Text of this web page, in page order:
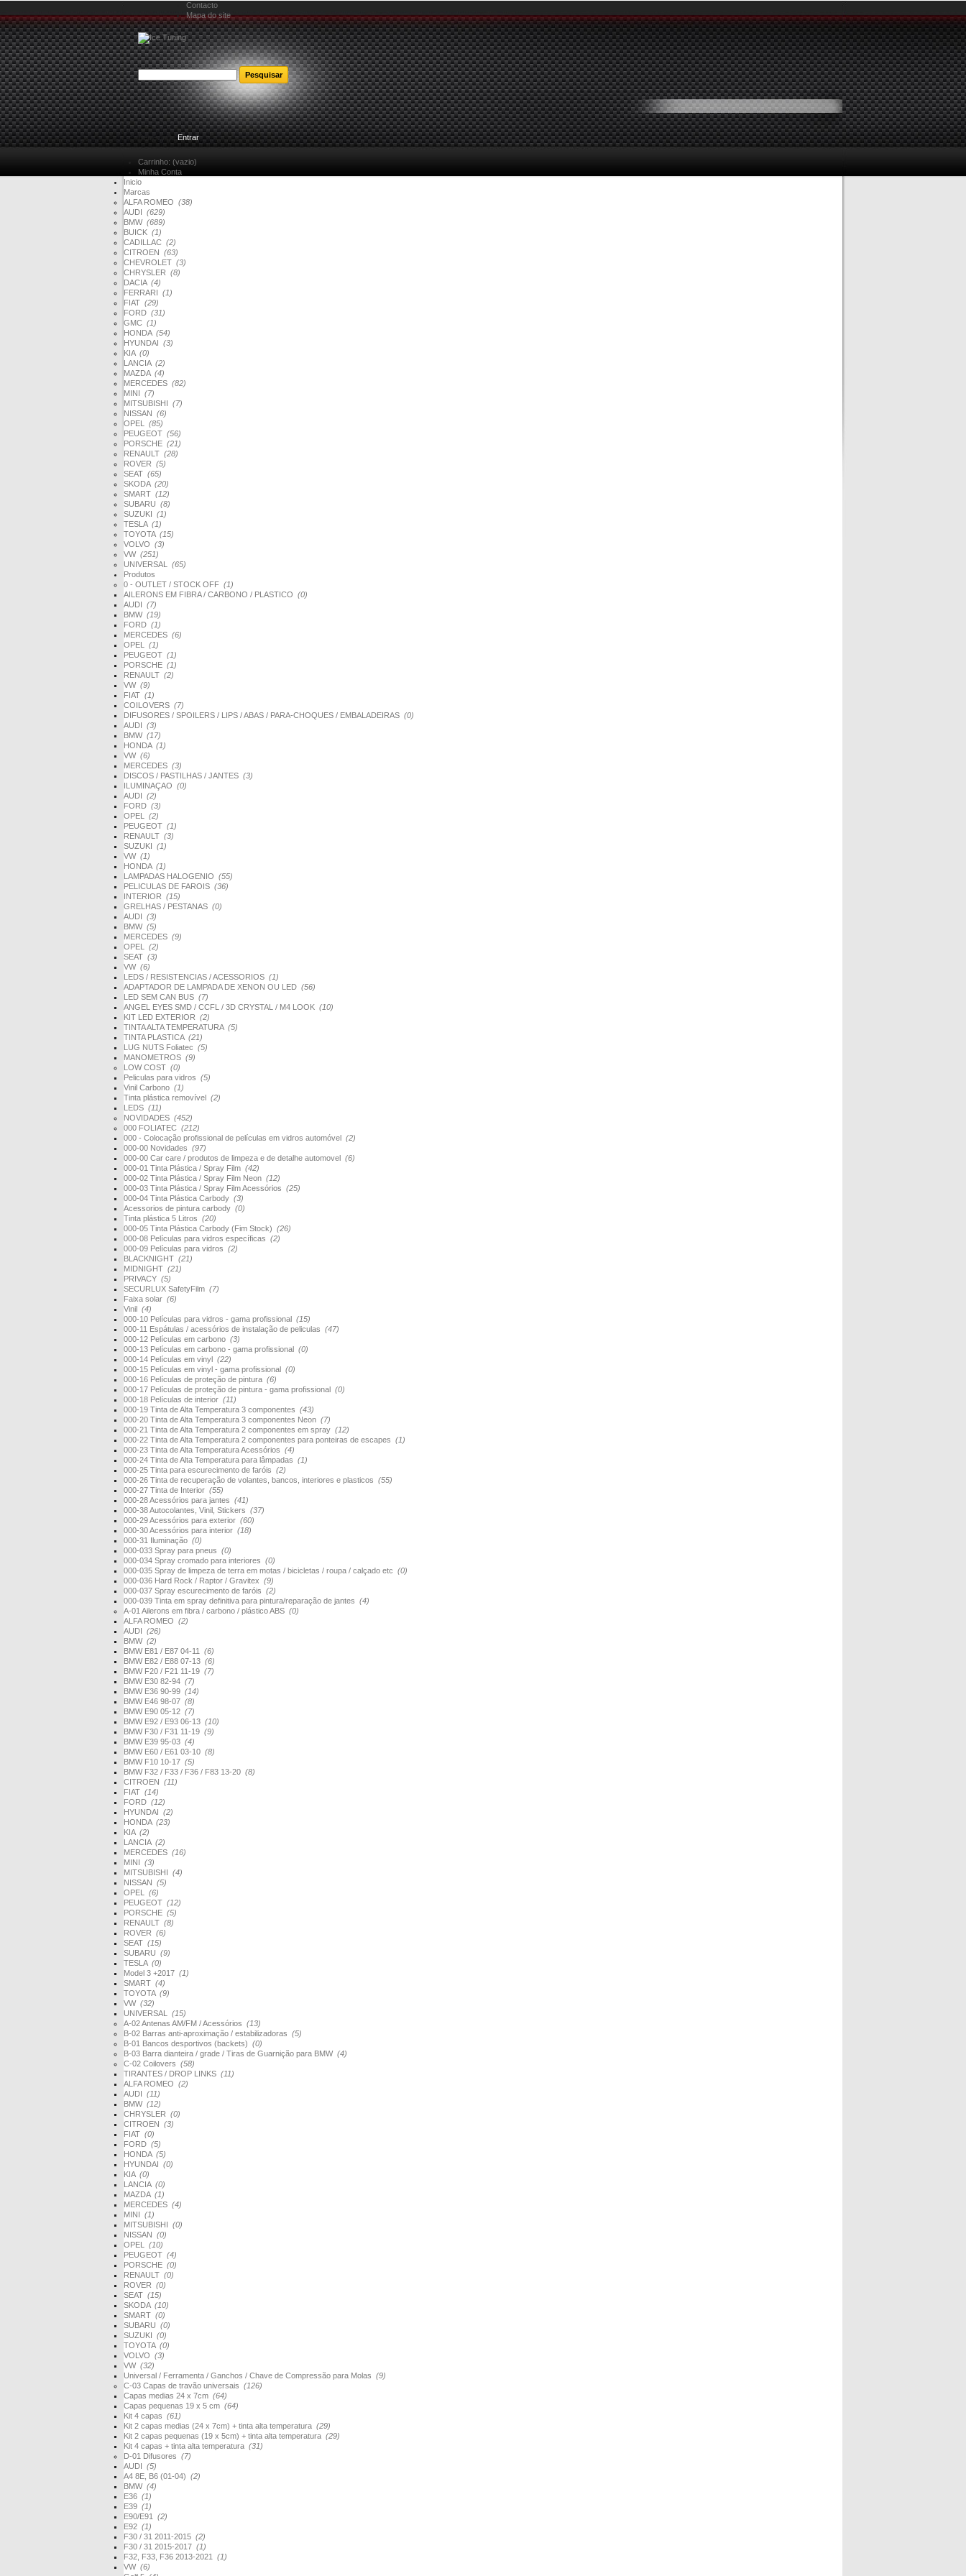
Contacto
Mapa do site
Bem-vindoEntrar
Carrinho: (vazio)
Minha Conta
Inicio
Marcas
ALFA ROMEO (38)
AUDI (629)
BMW (689)
BUICK (1)
CADILLAC (2)
CITROEN (63)
CHEVROLET (3)
CHRYSLER (8)
DACIA (4)
FERRARI (1)
FIAT (29)
FORD (31)
GMC (1)
HONDA (54)
HYUNDAI (3)
KIA (0)
LANCIA (2)
MAZDA (4)
MERCEDES (82)
MINI (7)
MITSUBISHI (7)
NISSAN (6)
OPEL (85)
PEUGEOT (56)
PORSCHE (21)
RENAULT (28)
ROVER (5)
SEAT (65)
SKODA (20)
SMART (12)
SUBARU (8)
SUZUKI (1)
TESLA (1)
TOYOTA (15)
VOLVO (3)
VW (251)
UNIVERSAL (65)
Produtos
0 - OUTLET / STOCK OFF (1)
AILERONS EM FIBRA / CARBONO / PLASTICO (0)
AUDI (7)
BMW (19)
FORD (1)
MERCEDES (6)
OPEL (1)
PEUGEOT (1)
PORSCHE (1)
RENAULT (2)
VW (9)
FIAT (1)
COILOVERS (7)
DIFUSORES / SPOILERS / LIPS / ABAS / PARA-CHOQUES / EMBALADEIRAS (0)
AUDI (3)
BMW (17)
HONDA (1)
VW (6)
MERCEDES (3)
DISCOS / PASTILHAS / JANTES (3)
ILUMINAÇAO (0)
AUDI (2)
FORD (3)
OPEL (2)
PEUGEOT (1)
RENAULT (3)
SUZUKI (1)
VW (1)
HONDA (1)
LAMPADAS HALOGENIO (55)
PELICULAS DE FAROIS (36)
INTERIOR (15)
GRELHAS / PESTANAS (0)
AUDI (3)
BMW (5)
MERCEDES (9)
OPEL (2)
SEAT (3)
VW (6)
LEDS / RESISTENCIAS / ACESSORIOS (1)
ADAPTADOR DE LAMPADA DE XENON OU LED (56)
LED SEM CAN BUS (7)
ANGEL EYES SMD / CCFL / 3D CRYSTAL / M4 LOOK (10)
KIT LED EXTERIOR (2)
TINTA ALTA TEMPERATURA (5)
TINTA PLASTICA (21)
LUG NUTS Foliatec (5)
MANOMETROS (9)
LOW COST (0)
Peliculas para vidros (5)
Vinil Carbono (1)
Tinta plástica removível (2)
LEDS (11)
NOVIDADES (452)
000 FOLIATEC (212)
000 - Colocação profissional de películas em vidros automóvel (2)
000-00 Novidades (97)
000-00 Car care / produtos de limpeza e de detalhe automovel (6)
000-01 Tinta Plástica / Spray Film (42)
000-02 Tinta Plástica / Spray Film Neon (12)
000-03 Tinta Plástica / Spray Film Acessórios (25)
000-04 Tinta Plástica Carbody (3)
Acessorios de pintura carbody (0)
Tinta plástica 5 Litros (20)
000-05 Tinta Plástica Carbody (Fim Stock) (26)
000-08 Películas para vidros específicas (2)
000-09 Películas para vidros (2)
BLACKNIGHT (21)
MIDNIGHT (21)
PRIVACY (5)
SECURLUX SafetyFilm (7)
Faixa solar (6)
Vinil (4)
000-10 Películas para vidros - gama profissional (15)
000-11 Espátulas / acessórios de instalação de peliculas (47)
000-12 Películas em carbono (3)
000-13 Películas em carbono - gama profissional (0)
000-14 Películas em vinyl (22)
000-15 Películas em vinyl - gama profissional (0)
000-16 Películas de proteção de pintura (6)
000-17 Películas de proteção de pintura - gama profissional (0)
000-18 Películas de interior (11)
000-19 Tinta de Alta Temperatura 3 componentes (43)
000-20 Tinta de Alta Temperatura 3 componentes Neon (7)
000-21 Tinta de Alta Temperatura 2 componentes em spray (12)
000-22 Tinta de Alta Temperatura 2 componentes para ponteiras de escapes (1)
000-23 Tinta de Alta Temperatura Acessórios (4)
000-24 Tinta de Alta Temperatura para lâmpadas (1)
000-25 Tinta para escurecimento de faróis (2)
000-26 Tinta de recuperação de volantes, bancos, interiores e plasticos (55)
000-27 Tinta de Interior (55)
000-28 Acessórios para jantes (41)
000-38 Autocolantes, Vinil, Stickers (37)
000-29 Acessórios para exterior (60)
000-30 Acessórios para interior (18)
000-31 Iluminação (0)
000-033 Spray para pneus (0)
000-034 Spray cromado para interiores (0)
000-035 Spray de limpeza de terra em motas / bicicletas / roupa / calçado etc (0)
000-036 Hard Rock / Raptor / Gravitex (9)
000-037 Spray escurecimento de faróis (2)
000-039 Tinta em spray definitiva para pintura/reparação de jantes (4)
A-01 Ailerons em fibra / carbono / plástico ABS (0)
ALFA ROMEO (2)
AUDI (26)
BMW (2)
BMW E81 / E87 04-11 (6)
BMW E82 / E88 07-13 (6)
BMW F20 / F21 11-19 (7)
BMW E30 82-94 (7)
BMW E36 90-99 (14)
BMW E46 98-07 (8)
BMW E90 05-12 (7)
BMW E92 / E93 06-13 (10)
BMW F30 / F31 11-19 (9)
BMW E39 95-03 (4)
BMW E60 / E61 03-10 (8)
BMW F10 10-17 (5)
BMW F32 / F33 / F36 / F83 13-20 (8)
CITROEN (11)
FIAT (14)
FORD (12)
HYUNDAI (2)
HONDA (23)
KIA (2)
LANCIA (2)
MERCEDES (16)
MINI (3)
MITSUBISHI (4)
NISSAN (5)
OPEL (6)
PEUGEOT (12)
PORSCHE (5)
RENAULT (8)
ROVER (6)
SEAT (15)
SUBARU (9)
TESLA (0)
Model 3 +2017 (1)
SMART (4)
TOYOTA (9)
VW (32)
UNIVERSAL (15)
A-02 Antenas AM/FM / Acessórios (13)
B-02 Barras anti-aproximação / estabilizadoras (5)
B-01 Bancos desportivos (backets) (0)
B-03 Barra dianteira / grade / Tiras de Guarnição para BMW (4)
C-02 Coilovers (58)
TIRANTES / DROP LINKS (11)
ALFA ROMEO (2)
AUDI (11)
BMW (12)
CHRYSLER (0)
CITROEN (3)
FIAT (0)
FORD (5)
HONDA (5)
HYUNDAI (0)
KIA (0)
LANCIA (0)
MAZDA (1)
MERCEDES (4)
MINI (1)
MITSUBISHI (0)
NISSAN (0)
OPEL (10)
PEUGEOT (4)
PORSCHE (0)
RENAULT (0)
ROVER (0)
SEAT (15)
SKODA (10)
SMART (0)
SUBARU (0)
SUZUKI (0)
TOYOTA (0)
VOLVO (3)
VW (32)
Universal / Ferramenta / Ganchos / Chave de Compressão para Molas (9)
C-03 Capas de travão universais (126)
Capas medias 24 x 7cm (64)
Capas pequenas 19 x 5 cm (64)
Kit 4 capas (61)
Kit 2 capas medias (24 x 7cm) + tinta alta temperatura (29)
Kit 2 capas pequenas (19 x 5cm) + tinta alta temperatura (29)
Kit 4 capas + tinta alta temperatura (31)
D-01 Difusores (7)
AUDI (5)
A4 8E, B6 (01-04) (2)
BMW (4)
E36 (1)
E39 (1)
E90/E91 (2)
E92 (1)
F30 / 31 2011-2015 (2)
F30 / 31 2015-2017 (1)
F32, F33, F36 2013-2021 (1)
VW (6)